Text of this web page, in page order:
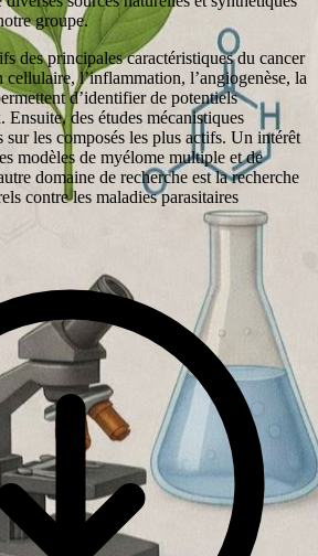
careInnovative teaching
groupe.
des principales caractéristiques du cancer
l’inflammation, l’angiogenèse, la
d’identifier de potentiels
Ensuite, des études mécanistiques
sur les composés les plus actifs. Un intérêt
modèles de myélome multiple et de
domaine de recherche est la recherche
contre les maladies parasitaires